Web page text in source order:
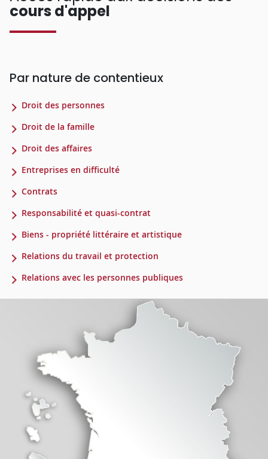
cours d'appel
Par nature de contentieux
Droit des personnes
Droit de la famille
Droit des affaires
Entreprises en difficulté
Contrats
Responsabilité et quasi-contrat
Biens - propriété littéraire et artistique
Relations du travail et protection
Relations avec les personnes publiques